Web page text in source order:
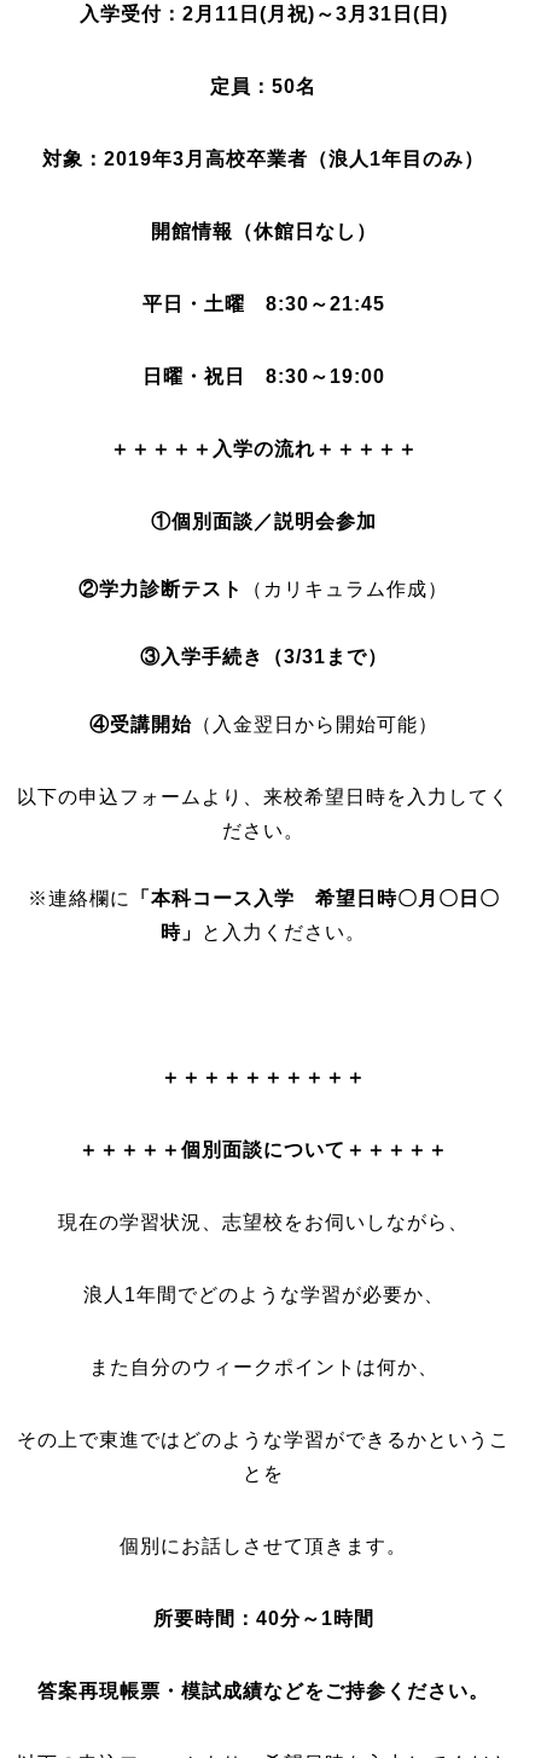
入学受付：2月11日(月祝)～3月31日(日)
定員：50名
対象：2019年3月高校卒業者（浪人1年目のみ）
開館情報（休館日なし）
平日・土曜 8:30～21:45
日曜・祝日 8:30～19:00
＋＋＋＋＋入学の流れ＋＋＋＋＋
①個別面談／説明会参加
②学力診断テスト （カリキュラム作成）
③入学手続き（3/31まで）
④受講開始（入金翌日から開始可能）
以下の申込フォームより、来校希望日時を入力してく
ださい。
※連絡欄に
「本科コース入学 希望日時〇月〇日〇
時」 と入力ください。
＋＋＋＋＋＋＋＋＋＋
＋＋＋＋＋個別面談について＋＋＋＋＋
現在の学習状況、志望校をお伺いしながら、
浪人1年間でどのような学習が必要か、
また自分のウィークポイントは何か、
その上で東進ではどのような学習ができるかというこ
とを
個別にお話しさせて頂きます。
所要時間：40分～1時間
答案再現帳票・模試成績などをご持参ください。